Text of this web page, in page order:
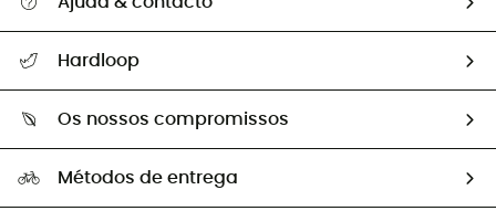
Guia de tamanhos
Trocas & Devoluções
Hardloop
Os nossos embaixadores
Os nossos compromissos
Métodos de entrega